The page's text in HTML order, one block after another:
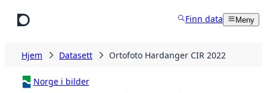
Finn data Meny
Hjem Datasett Ortofoto Hardanger CIR 2022
Norge i bilder